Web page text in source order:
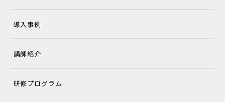
導入事例
講師紹介
研修プログラム